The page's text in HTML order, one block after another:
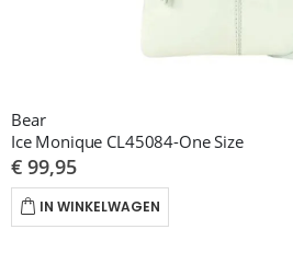
Bear
Ice Monique CL45084-One Size
€ 99,95
IN WINKELWAGEN